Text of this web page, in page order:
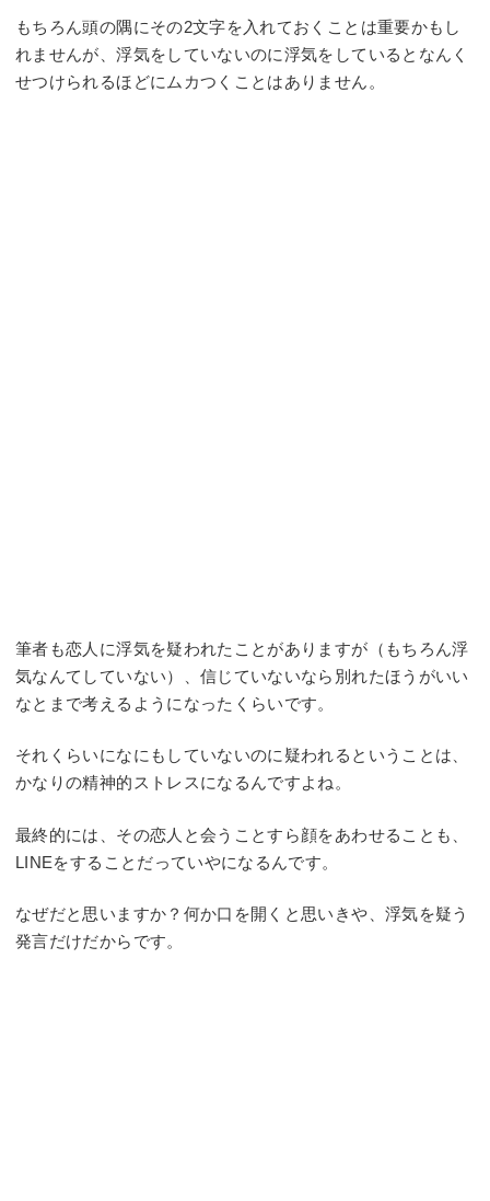
もちろん頭の隅にその2文字を入れておくことは重要かもし
れませんが、浮気をしていないのに浮気をしているとなんく
せつけられるほどにムカつくことはありません。
筆者も恋人に浮気を疑われたことがありますが（もちろん浮
気なんてしていない）、信じていないなら別れたほうがいい
なとまで考えるようになったくらいです。
それくらいになにもしていないのに疑われるということは、
かなりの精神的ストレスになるんですよね。
最終的には、その恋人と会うことすら顔をあわせることも、
LINEをすることだっていやになるんです。
なぜだと思いますか？何か口を開くと思いきや、浮気を疑う
発言だけだからです。